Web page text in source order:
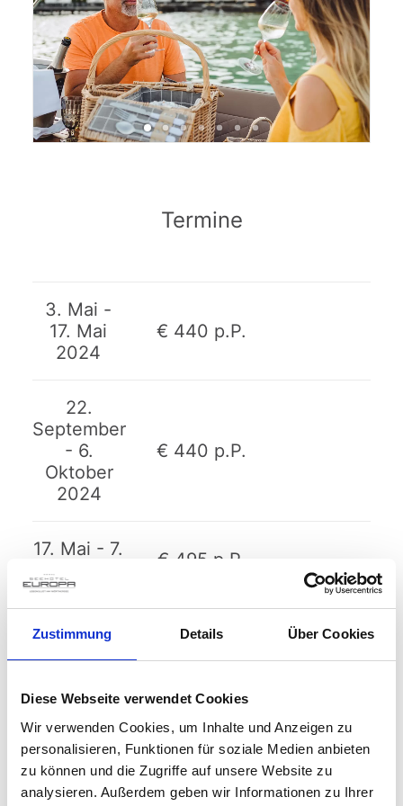
Zustimmung Details Über Cookies
Diese Webseite verwendet Cookies
Wir verwenden Cookies, um Inhalte und Anzeigen zu
personalisieren, Funktionen für soziale Medien anbieten
zu können und die Zugriffe auf unsere Website zu
analysieren. Außerdem geben wir Informationen zu Ihrer
Termine
3. Mai -
17. Mai
2024
€ 440 p.P.
22.
September
- 6.
Oktober
2024
€ 440 p.P.
17. Mai - 7.
Juni 2024
€ 495 p.P.
September
bis 22.
September
€ 495 p.P.
7. Juni bis
5. Juli
€ 530 p.P.